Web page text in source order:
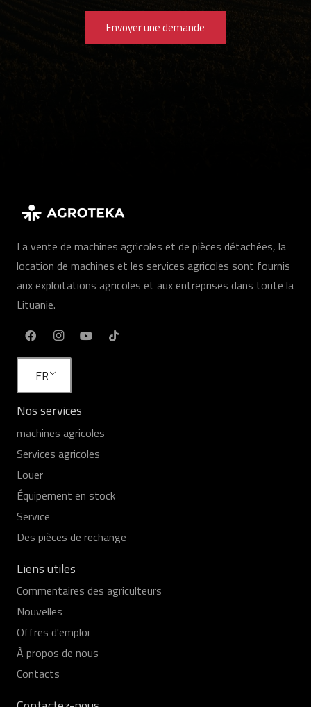
Envoyer une demande
La vente de machines agricoles et de pièces détachées, la
location de machines et les services agricoles sont fournis
aux exploitations agricoles et aux entreprises dans toute la
Lituanie.
FR
Nos services
machines agricoles
Services agricoles
Louer
Équipement en stock
Service
Des pièces de rechange
Liens utiles
Commentaires des agriculteurs
Nouvelles
Offres d'emploi
À propos de nous
Contacts